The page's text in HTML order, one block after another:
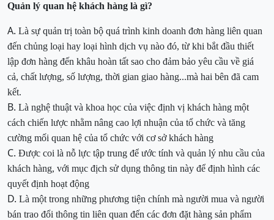
Quản lý quan hệ khách hàng là gì?
A. Là sự quản trị toàn bộ quá trình kinh doanh đơn hàng liên quan
đến chủng loại hay loại hình dịch vụ nào đó, từ khi bắt đầu thiết
lập đơn hàng đến khâu hoàn tất sao cho đảm bảo yêu cầu về giá
cả, chất lượng, số lượng, thời gian giao hàng...mà hai bên đã cam
kết.
B. Là nghệ thuật và khoa học của việc định vị khách hàng một
cách chiến lược nhằm nâng cao lợi nhuận của tổ chức và tăng
cường mối quan hệ của tổ chức với cơ sở khách hàng
C. Được coi là nỗ lực tập trung để ước tính và quản lý nhu cầu của
khách hàng, với mục địch sử dụng thông tin này để định hình các
quyết định hoạt động
D. Là một trong những phương tiện chính mà người mua và người
bán trao đổi thông tin liên quan đến các đơn đặt hàng sản phẩm